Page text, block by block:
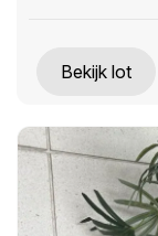
Bekijk lot